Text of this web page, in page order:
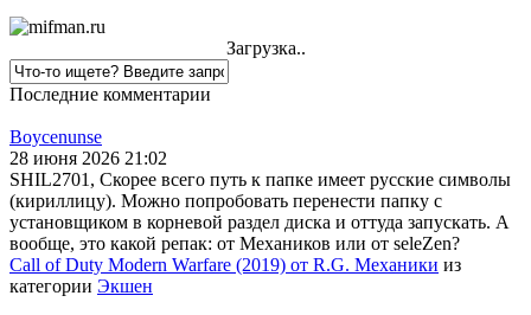
Загрузка..
Последние комментарии
Boycenunse
28 июня 2026 21:02
SHIL2701, Скорее всего путь к папке имеет русские символы
(кириллицу). Можно попробовать перенести папку с
установщиком в корневой раздел диска и оттуда запускать. А
вообще, это какой репак: от Механиков или от seleZen?
Call of Duty Modern Warfare (2019) от R.G. Механики из
категории Экшен